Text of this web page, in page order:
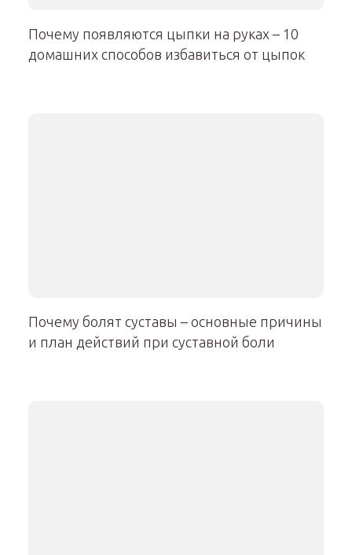
Почему появляются цыпки на руках – 10
домашних способов избавиться от цыпок
Почему болят суставы – основные причины
и план действий при суставной боли